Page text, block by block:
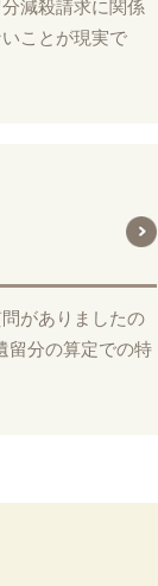
減殺請求に関係
ことが現実で
がありましたの
留分の算定での特